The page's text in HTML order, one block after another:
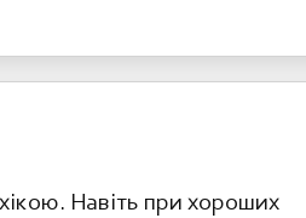
Навіть при хороших